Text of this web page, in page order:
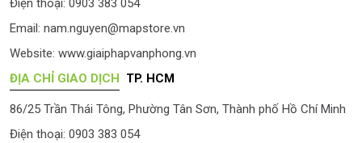
Điện thoại: 0903 383 054
Email: nam.nguyen@mapstore.vn
Website: www.giaiphapvanphong.vn
ĐỊA CHỈ GIAO DỊCH
TP. HCM
86/25 Trần Thái Tông, Phường Tân Sơn, Thành phố Hồ Chí Minh
Điện thoại: 0903 383 054